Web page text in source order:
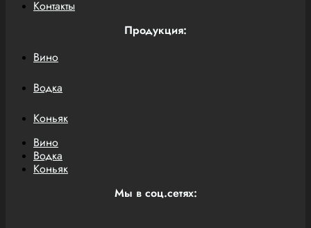
Контакты
Продукция:
Вино
Водка
Коньяк
Вино
Водка
Коньяк
Мы в соц.сетях: